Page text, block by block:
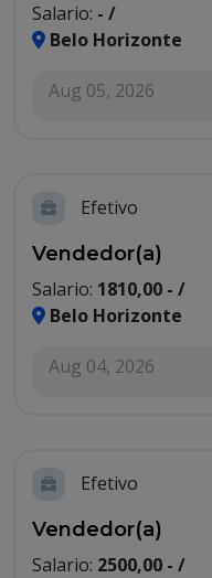
Salario: - /
Belo Horizonte
Aug 05, 2026
Efetivo
Vendedor(a)
Salario: 1810,00 - /
Belo Horizonte
Aug 04, 2026
Efetivo
Vendedor(a)
Salario: 2500,00 - /